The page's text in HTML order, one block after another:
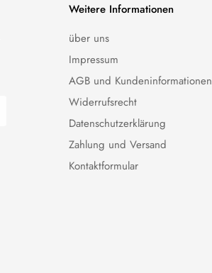
Weitere Informationen
über uns
Impressum
AGB und Kundeninformationen
Widerrufsrecht
Datenschutzerklärung
Zahlung und Versand
Kontaktformular